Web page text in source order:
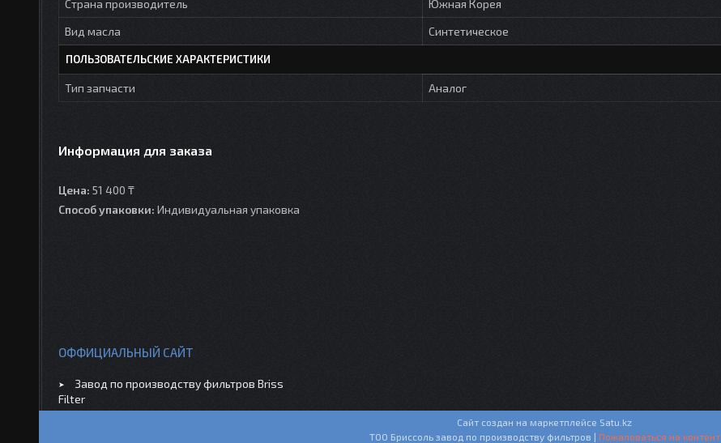
Страна производитель
Южная Корея
Вид масла
Синтетическое
ПОЛЬЗОВАТЕЛЬСКИЕ ХАРАКТЕРИСТИКИ
Тип запчасти Аналог
Информация для заказа
Цена: 51 400 ₸
Способ упаковки: Индивидуальная упаковка
ОФФИЦИАЛЬНЫЙ САЙТ
Завод по производству фильтров Briss
Filter
Сайт создан на маркетплейсе Satu.kz
ТОО Бриссоль завод по производству фильтров | Пожаловаться на контент